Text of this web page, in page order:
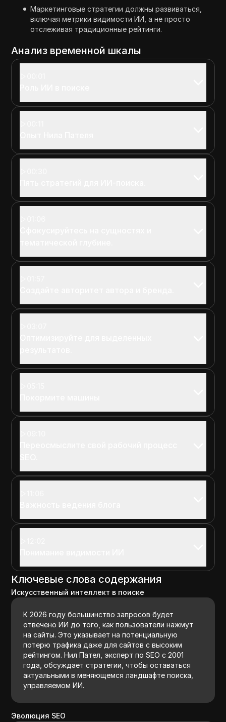
Маркетинговые стратегии должны развиваться,
включая метрики видимости ИИ, а не просто
отслеживая традиционные рейтинги.
Анализ временной шкалы
Ключевые слова содержания
Искусственный интеллект в поиске
К 2026 году большинство запросов будет
отвечено ИИ до того, как пользователи нажмут
на сайты. Это указывает на потенциальную
потерю трафика даже для сайтов с высоким
рейтингом. Нил Пател, эксперт по SEO с 2001
года, обсуждает стратегии, чтобы оставаться
актуальными в меняющемся ландшафте поиска,
управляемом ИИ.
Эволюция SEO